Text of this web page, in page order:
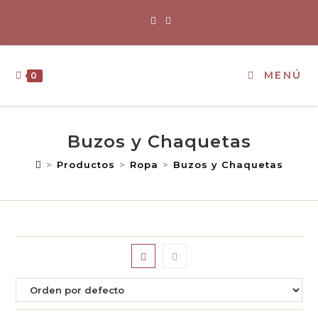
0 MENÚ
Buzos y Chaquetas
> Productos > Ropa > Buzos y Chaquetas